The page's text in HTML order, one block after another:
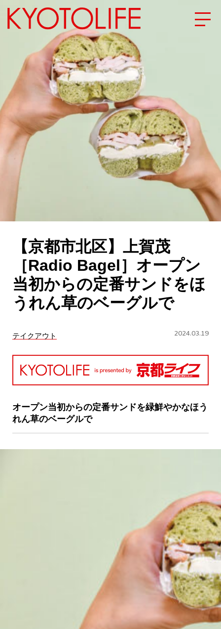
エリアから探す
地図から探す
カテゴリーから探す
SPECIAL
NEW OPEN
SERIES
CULTURE
ABOUT US
Instagram
チケットプレゼント応募
MAIN MENU
SERIES
【京都市北区】上賀茂
［Radio Bagel］オープン
当初からの定番サンドをほ
うれん草のベーグルで
テイクアウト 2024.03.19
オープン当初からの定番サンドを緑鮮やかなほう
れん草のベーグルで